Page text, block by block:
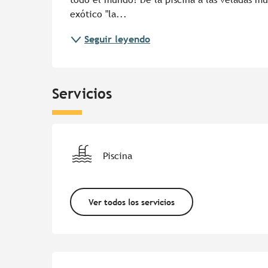
exótico "la...
Seguir leyendo
Servicios
Piscina
Ver todos los servicios